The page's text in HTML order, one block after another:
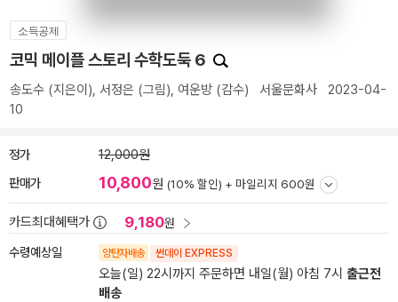
소득공제
코믹 메이플 스토리 수학도둑 6
송도수 (지은이), 서정은 (그림), 여운방 (감수) 서울문화사 2023-04-
10
정가 12,000원
판매가 10,800원 (10% 할인) + 마일리지 600원
카드최대혜택가 9,180원
수령예상일 양탄자배송 썬데이 EXPRESS
오늘(일) 22시까지 주문하면 내일(월) 아침 7시 출근전
배송